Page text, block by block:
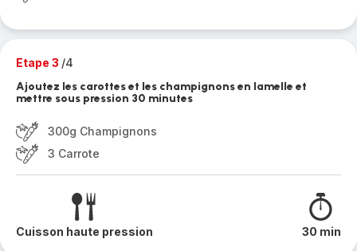
Etape 3 /4
Ajoutez les carottes et les champignons en lamelle et
mettre sous pression 30 minutes
300g Champignons
3 Carrote
Cuisson haute pression 30 min